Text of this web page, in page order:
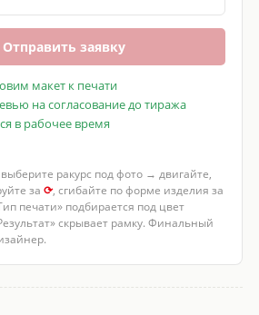
Отправить заявку
макет к печати
на согласование до тиража
в рабочее время
ракурс под фото → двигайте,
за ⟳, сгибайте по форме изделия за
печати» подбирается под цвет
скрывает рамку. Финальный